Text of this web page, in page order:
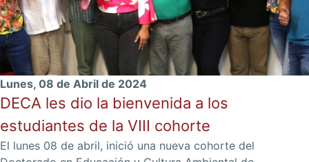
Lunes, 08 de Abril de 2024
DECA les dio la bienvenida a los
estudiantes de la VIII cohorte
El lunes 08 de abril, inició una nueva cohorte del